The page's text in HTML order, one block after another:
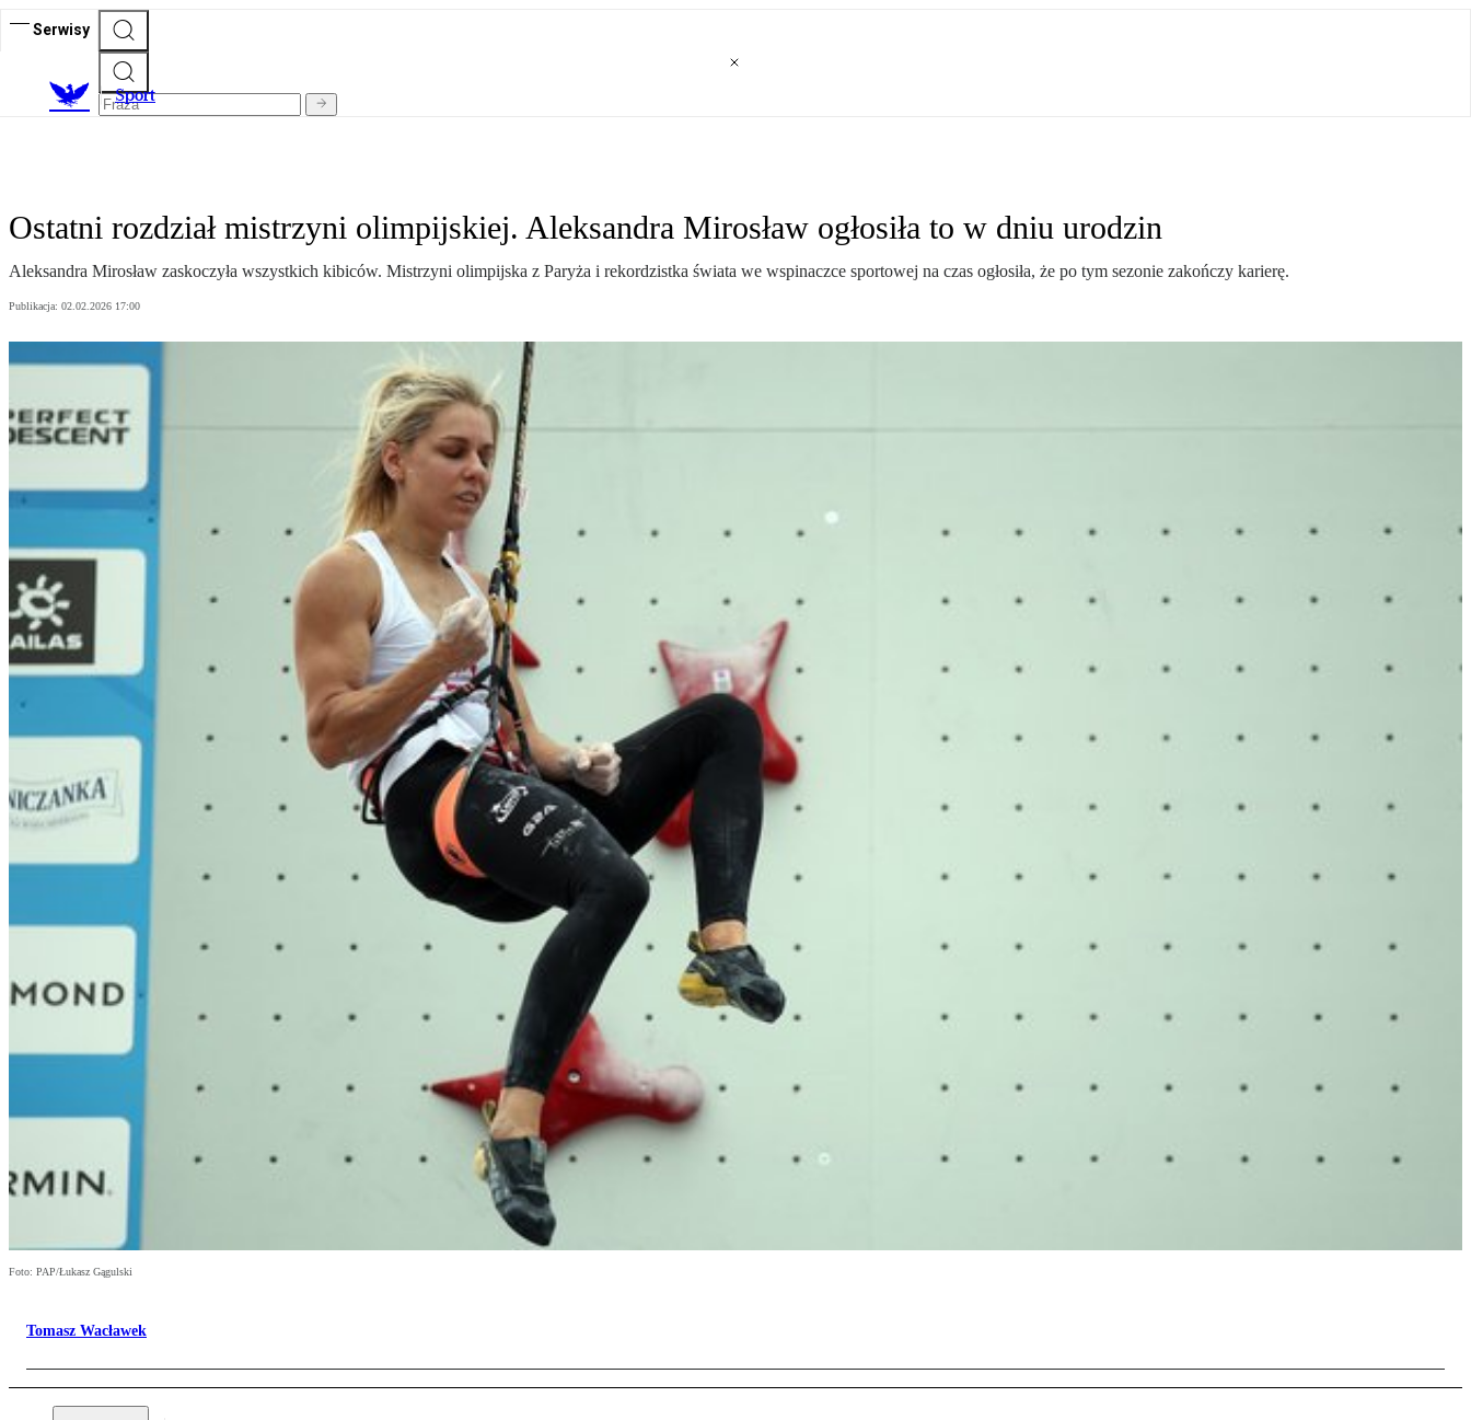
Serwisy
Sport
Ostatni rozdział mistrzyni olimpijskiej. Aleksandra Mirosław ogłosiła to w dniu urodzin
Aleksandra Mirosław zaskoczyła wszystkich kibiców. Mistrzyni olimpijska z Paryża i rekordzistka świata we wspinaczce sportowej na czas ogłosiła, że po tym sezonie zakończy karierę.
Publikacja: 02.02.2026 17:00
Foto: PAP/Łukasz Gągulski
Tomasz Wacławek